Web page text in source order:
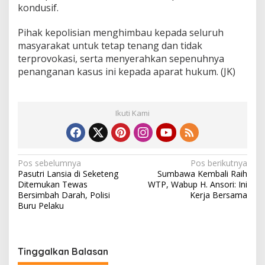
kondusif.
Pihak kepolisian menghimbau kepada seluruh
masyarakat untuk tetap tenang dan tidak
terprovokasi, serta menyerahkan sepenuhnya
penanganan kasus ini kepada aparat hukum. (JK)
Ikuti Kami
N
a
v
i
a
Pos sebelumnya
Pasutri Lansia di Seketeng
Ditemukan Tewas
Bersimbah Darah, Polisi
Buru Pelaku
Pos berikutnya
Sumbawa Kembali Raih
WTP, Wabup H. Ansori: Ini
Kerja Bersama
Tinggalkan Balasan